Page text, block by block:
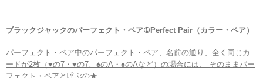
ブラックジャックのパーフェクト・ペア①Perfect Pair（カラー・ペア）
パーフェクト・ペア中のパーフェクト・ペア、名前の通り、 全く同じカ
ードが2枚（♥の7・♥の7、♠のA・♠のAなど）の場合には、 そのままパー
フェクト・ペアと呼ぶの★